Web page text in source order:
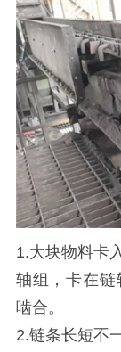
1.大块物料卡
轴组，卡在链
啮合。
2.链条长短不